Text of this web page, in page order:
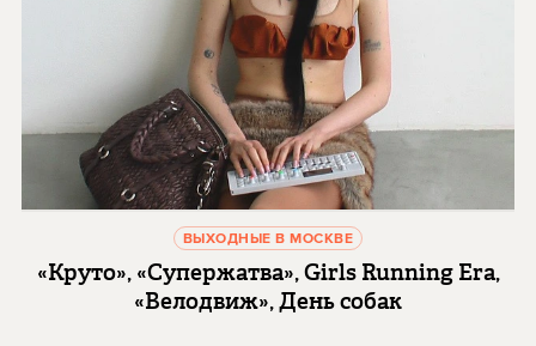
ВЫХОДНЫЕ В МОСКВЕ
«Круто», «Супержатва», Girls Running Era,
«Велодвиж», День собак